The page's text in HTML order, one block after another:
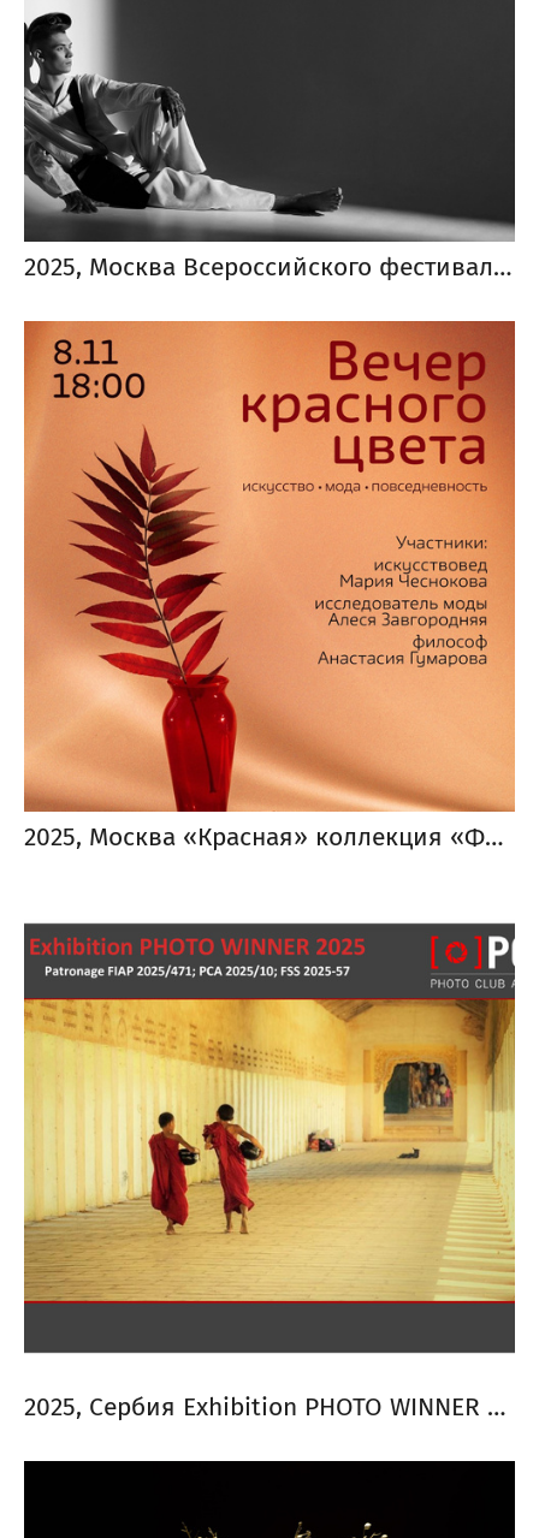
2025, Москва Всероссийского фестиваля черно-белой фотографии «Фотострелка»
2025, Москва «Красная» коллекция «Фотострелки»
2025, Сербия Exhibition PHOTO WINNER 2025